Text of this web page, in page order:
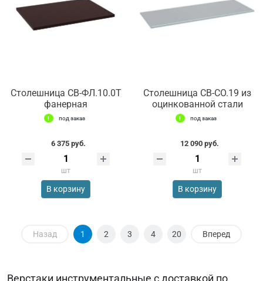
Столешница СВ-ФЛ.10.0Т
фанерная
под заказ
6 375 руб.
шт
В корзину
Столешница СВ-СО.19 из
оцинкованной стали
под заказ
12 090 руб.
шт
В корзину
Назад 1 2 3 4 20 Вперед
Верстаки инструментальные с доставкой по